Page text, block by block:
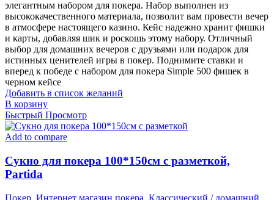
элегантным набором для покера. Набор выполнен из
высококачественного материала, позволит вам провести вечер
в атмосфере настоящего казино. Кейс надежно хранит фишки
и карты, добавляя шик и роскошь этому набору. Отличный
выбор для домашних вечеров с друзьями или подарок для
истинных ценителей игры в покер. Поднимите ставки и
вперед к победе с набором для покера Simple 500 фишек в
черном кейсе
Добавить в список желаний
В корзину
Быстрый Просмотр
Add to compare
Сукно для покера 100*150см с разметкой,
Partida
Покер Интернет магазин покера Классический / домашний